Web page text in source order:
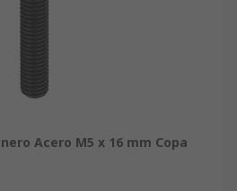
Acero M5 x 16 mm Copa